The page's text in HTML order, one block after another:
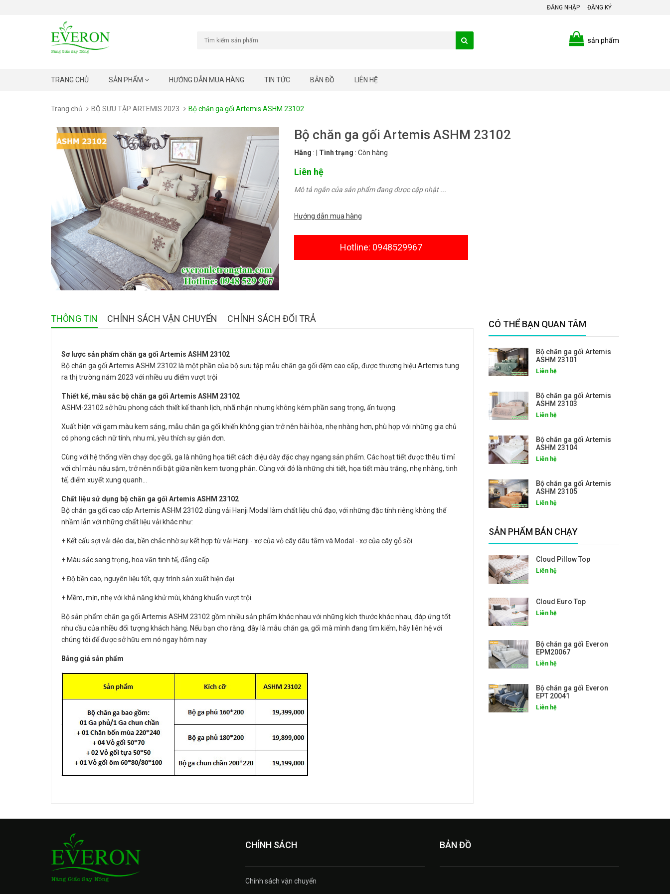
ĐĂNG NHẬP ĐĂNG KÝ
sản phẩm
TRANG CHỦ SẢN PHẨM HƯỚNG DẪN MUA HÀNG TIN TỨC BẢN ĐỒ LIÊN HỆ
Trang chủ BỘ SƯU TẬP ARTEMIS 2023 Bộ chăn ga gối Artemis ASHM 23102
Bộ chăn ga gối Artemis ASHM 23102
Hãng : Tình trạng : Còn hàng
Liên hệ
Mô tả ngắn của sản phẩm đang được cập nhật ...
Hướng dẫn mua hàng
Hotline: 0948529967
THÔNG TIN CHÍNH SÁCH VẬN CHUYỂN CHÍNH SÁCH ĐỔI TRẢ
Sơ lược sản phẩm chăn ga gối Artemis ASHM 23102
Bộ chăn ga gối Artemis ASHM 23102 là một phần của bộ sưu tập mẫu chăn ga gối đệm cao cấp, được thương hiệu Artemis tung
ra thị trường năm 2023 với nhiều ưu điểm vượt trội
Thiết kế, màu sắc bộ chăn ga gối Artemis ASHM 231 02
ASHM-23102 sở hữu phong cách thiết kế thanh lịch, nhã nhặn nhưng không kém phần sang trọng, ấn tượng.
Xuất hiện với gam màu kem sáng, mẫu chăn ga gối khiến không gian trở nên hài hòa, nhẹ nhàng hơn, phù hợp với những gia chủ
có phong cách nữ tính, nhu mì, yêu thích sự giản đơn.
Cùng với hệ thống viền chạy dọc gối, ga là những họa tiết cách điệu dày đặc chạy ngang sản phẩm. Các hoạt tiết được thêu tỉ mỉ
với chỉ màu nâu sậm, trở nên nổi bật giữa nền kem tương phản. Cùng với đó là những chi tiết, họa tiết màu trắng, nhẹ nhàng, tinh
tế, điểm xuyết xung quanh…
Chất liệu sử dụng bộ chăn ga gối Artemis ASHM 23102
Bộ chăn ga gối cao cấp Artemis ASHM 23102 dùng vải Hanji Modal làm chất liệu chủ đạo, với những đặc tính riêng không thể
nhầm lẫn với những chất liệu vải khác như:
+ Kết cấu sợi vải dẻo dai, bền chắc nhờ sự kết hợp từ vải Hanji - xơ của vỏ cây dâu tằm và Modal - xơ của cây gỗ sồi
+ Màu sắc sang trọng, hoa văn tinh tế, đẳng cấp
+ Độ bền cao, nguyên liệu tốt, quy trình sản xuất hiện đại
+ Mềm, mịn, nhẹ với khả năng khử mùi, kháng khuẩn vượt trội.
Bộ sản phẩm chăn ga gối Artemis ASHM 23102 gồm nhiều sản phẩm khác nhau với những kích thước khác nhau, đáp ứng tốt
nhu cầu của nhiều đối tượng khách hàng. Nếu bạn cho rằng, đây là mẫu chăn ga, gối mà mình đang tìm kiếm, hãy liên hệ với
chúng tôi để được sở hữu em nó ngay hôm nay
Bảng giá sản phẩm
CÓ THỂ BẠN QUAN TÂM
Bộ chăn ga gối Artemis
ASHM 23101
Liên hệ
Bộ chăn ga gối Artemis
ASHM 23103
Liên hệ
Bộ chăn ga gối Artemis
ASHM 23104
Liên hệ
Bộ chăn ga gối Artemis
ASHM 23105
Liên hệ
SẢN PHẨM BÁN CHẠY
Cloud Pillow Top
Liên hệ
Cloud Euro Top
Liên hệ
Bộ chăn ga gối Everon
EPM20067
Liên hệ
Bộ chăn ga gối Everon
EPT 20041
Liên hệ
CHÍNH SÁCH
Chính sách vận chuyển
BẢN ĐỒ